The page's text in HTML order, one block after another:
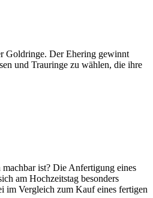
Goldringe. Der Ehering gewinnt
und Trauringe zu wählen, die ihre
ist? Die Anfertigung eines
am Hochzeitstag besonders
im Vergleich zum Kauf eines fertigen